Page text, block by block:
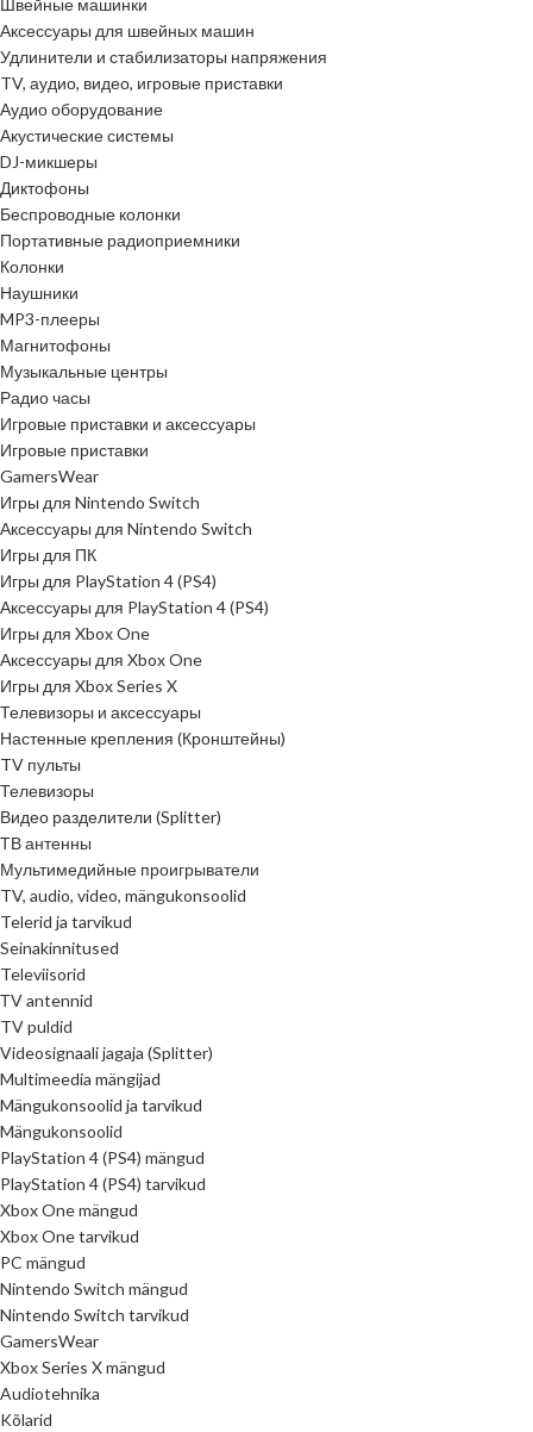
Швейные машинки
Аксессуары для швейных машин
Удлинители и стабилизаторы напряжения
TV, аудио, видео, игровые приставки
Аудио оборудование
Акустические системы
DJ-микшеры
Диктофоны
Беспроводные колонки
Портативные радиоприемники
Колонки
Наушники
MP3-плееры
Магнитофоны
Музыкальные центры
Радио часы
Игровые приставки и аксессуары
Игровые приставки
GamersWear
Игры для Nintendo Switch
Аксессуары для Nintendo Switch
Игры для ПК
Игры для PlayStation 4 (PS4)
Аксессуары для PlayStation 4 (PS4)
Игры для Xbox One
Аксессуары для Xbox One
Игры для Xbox Series X
Телевизоры и аксессуары
Настенные крепления (Кронштейны)
TV пульты
Телевизоры
Видео разделители (Splitter)
ТВ антенны
Мультимедийные проигрыватели
TV, audio, video, mängukonsoolid
Telerid ja tarvikud
Seinakinnitused
Televiisorid
ТV antennid
TV puldid
Videosignaali jagaja (Splitter)
Multimeedia mängijad
Mängukonsoolid ja tarvikud
Mängukonsoolid
PlayStation 4 (PS4) mängud
PlayStation 4 (PS4) tarvikud
Xbox One mängud
Xbox One tarvikud
PC mängud
Nintendo Switch mängud
Nintendo Switch tarvikud
GamersWear
Xbox Series X mängud
Audiotehnika
Kõlarid